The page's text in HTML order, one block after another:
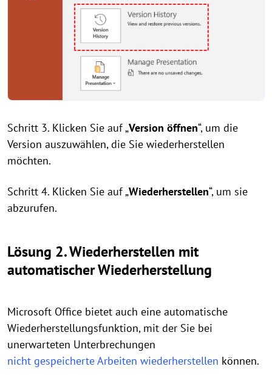
Schritt 3. Klicken Sie auf „Version öffnen“, um die
Version auszuwählen, die Sie wiederherstellen
möchten.
Schritt 4. Klicken Sie auf „Wiederherstellen“, um sie
abzurufen.
Lösung 2. Wiederherstellen mit
automatischer Wiederherstellung
Microsoft Office bietet auch eine automatische
Wiederherstellungsfunktion, mit der Sie bei
unerwarteten Unterbrechungen
nicht gespeicherte Arbeiten wiederherstellen können.